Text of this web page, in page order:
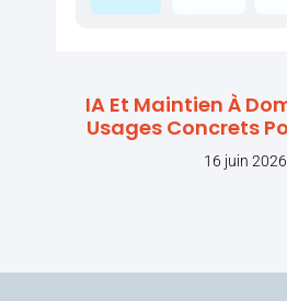
IA Et Maintien À
Usages Concrets
16 juin 2026